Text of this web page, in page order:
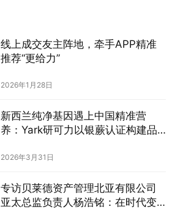
线上成交友主阵地，牵手APP精准
推荐“更给力”
2026年1月28日
新西兰纯净基因遇上中国精准营
养：Yark研可力以银蕨认证构建品
2026年3月31日
专访贝莱德资产管理北亚有限公司
亚太总监负责人杨浩铭：在时代变